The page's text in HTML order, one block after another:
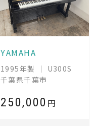
YAMAHA
1995年製 ｜ U300S
千葉県千葉市
250,000 円